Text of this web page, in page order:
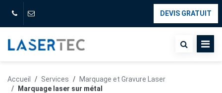
DEVIS GRATUIT
Accueil Services
Marquage et Gravure Laser
Marquage laser sur métal